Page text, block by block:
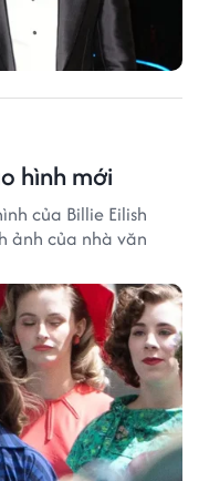
hình mới
của Billie Eilish
ảnh của nhà văn